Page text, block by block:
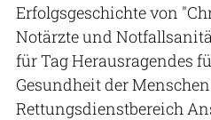
Erfolgsgeschichte von
Notärzte und
für Tag Herausragendes
Gesundheit der
Rettungsdienstbereich